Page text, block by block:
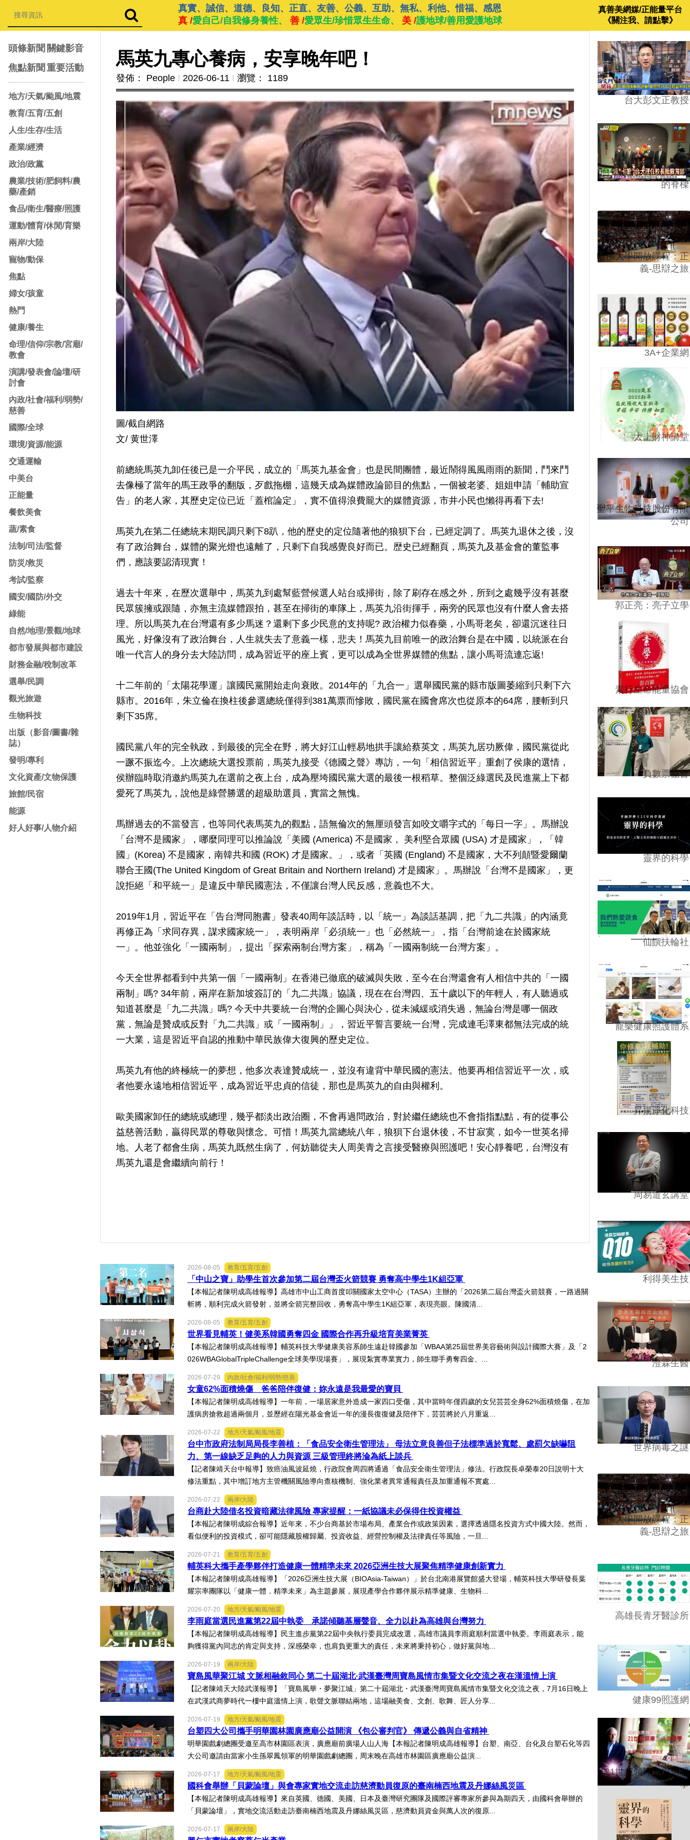
真實、誠信、道德、良知、正直、友善、公義、互助、無私、利他、惜福、感恩
真 /愛自己/自我修身養性、 善 /愛眾生/珍惜眾生生命、 美 /護地球/善用愛護地球
真善美網媒/正能量平台
《關注我、請點擊》
頭條新聞 關鍵影音
焦點新聞 重要活動
地方/天氣/颱風/地震
教育/五育/五創
人生/生存/生活
產業/經濟
政治/政黨
農業/技術/肥飼料/農
藥/產銷
食品/衛生/醫療/照護
運動/體育/休閒/育樂
兩岸/大陸
寵物/動保
焦點
婦女/孩童
熱門
健康/養生
命理/信仰/宗教/宮廟/
教會
演講/發表會/論壇/研
討會
內政/社會/福利/弱勢/
慈善
國際/全球
環境/資源/能源
交通運輸
中美台
正能量
餐飲美食
蔬/素食
法制/司法/監督
防災/救災
考試/監察
國安/國防/外交
綠能
自然/地理/景觀/地球
都市發展與都市建設
財務金融/稅制改革
選舉/民調
觀光旅遊
生物科技
出版（影音/圖書/雜
誌）
發明/專利
文化資產/文物保護
旅館/民宿
能源
好人好事/人物介紹
馬英九專心養病，安享晚年吧！
發佈： People Ι 2026-06-11 Ι 瀏覽： 1189
圖/截自網路
文/ 黄世澤
前總統馬英九卸任後已是一介平民，成立的「馬英九基金會」也是民間團體，最近鬧得風風雨雨的新聞，鬥來鬥
去像極了當年的馬王政爭的翻版，歹戲拖棚，這幾天成為媒體政論節目的焦點，一個被老婆、姐姐申請「輔助宣
告」的老人家，其歷史定位已近「蓋棺論定」，實不值得浪費龎大的媒體資源，市井小民也懶得再看下去!
馬英九在第二任總統末期民調只剩下8趴，他的歷史的定位隨著他的狼狽下台，已經定調了。馬英九退休之後，沒
有了政治舞台，媒體的聚光燈也遠離了，只剩下自我感覺良好而已。歴史已經翻頁，馬英九及基金會的董監事
們，應該要認清現實！
過去十年來，在歷次選舉中，馬英九到處幫藍營候選人站台或掃街，除了刷存在感之外，所到之處幾乎沒有甚麼
民眾簇擁或跟隨，亦無主流媒體跟拍，甚至在掃街的車隊上，馬英九沿街揮手，兩旁的民眾也沒有什麼人會去搭
理。所以馬英九在台灣還有多少馬迷？還剩下多少民意的支持呢? 政治權力似春藥，小馬哥老矣，卻還沉迷往日
風光，好像沒有了政治舞台，人生就失去了意義一樣，悲夫！馬英九目前唯一的政治舞台是在中國，以統派在台
唯一代言人的身分去大陸訪問，成為習近平的座上賓，更可以成為全世界媒體的焦點，讓小馬哥流連忘返!
十二年前的「太陽花學運」讓國民黨開始走向衰敗。2014年的「九合一」選舉國民黨的縣市版圖萎縮到只剩下六
縣市。2016年，朱立倫在換柱後參選總統僅得到381萬票而慘敗，國民黨在國會席次也從原本的64席，腰斬到只
剩下35席。
國民黨八年的完全執政，到最後的完全在野，將大好江山輕易地拱手讓給蔡英文，馬英九居功厥偉，國民黨從此
一蹶不振迄今。上次總統大選投票前，馬英九接受《德國之聲》專訪，一句「相信習近平」重創了侯康的選情，
侯辦臨時取消邀約馬英九在選前之夜上台，成為壓垮國民黨大選的最後一根稻草。整個泛綠選民及民進黨上下都
愛死了馬英九，說他是綠營勝選的超級助選員，實當之無愧。
馬辦過去的不當發言，也等同代表馬英九的觀點，語無倫次的無厘頭發言如咬文嚼字式的「每日一字」。馬辦說
「台灣不是國家」，哪麼同理可以推論說「美國 (America) 不是國家， 美利堅合眾國 (USA) 才是國家」，「韓
國」(Korea) 不是國家，南韓共和國 (ROK) 才是國家。」，或者「英國 (England) 不是國家，大不列顛暨愛爾蘭
聯合王國(The United Kingdom of Great Britain and Northern Ireland) 才是國家」。馬辦說「台灣不是國家」，更
說拒絕「和平統一」是違反中華民國憲法，不僅讓台灣人民反感，意義也不大。
2019年1月，習近平在「告台灣同胞書」發表40周年談話時，以「統一」為談話基調，把「九二共識」的內涵竟
再修正為「求同存異，謀求國家統一」，表明兩岸「必須統一」也「必然統一」，指「台灣前途在於國家統
一」。他並強化「一國兩制」，提出「探索兩制台灣方案」，稱為「一國兩制統一台灣方案」。
今天全世界都看到中共第一個「一國兩制」在香港已徹底的破滅與失敗，至今在台灣還會有人相信中共的「一國
兩制」嗎? 34年前，兩岸在新加坡簽訂的「九二共識」協議，現在在台灣四、五十歲以下的年輕人，有人聽過或
知道甚麼是「九二共識」嗎? 今天中共要統一台灣的企圖心與決心，從未減緩或消失過，無論台灣是哪一個政
黨，無論是贊成或反對「九二共識」或「一國兩制」」，習近平誓言要統一台灣，完成連毛澤東都無法完成的統
一大業，這是習近平自認的推動中華民族偉大復興的歷史定位。
馬英九有他的終極統一的夢想，他多次表達贊成統一，並沒有違背中華民國的憲法。他要再相信習近平一次，或
者他要永遠地相信習近平，成為習近平忠貞的信徒，那也是馬英九的自由與權利。
歐美國家卸任的總統或總理，幾乎都淡出政治圈，不會再過問政治，對於繼任總統也不會指指點點，有的從事公
益慈善活動，贏得民眾的尊敬與懷念。可惜！馬英九當總統八年，狼狽下台退休後，不甘寂寞，如今一世英名掃
地。人老了都會生病，馬英九既然生病了，何妨聽從夫人周美青之言接受醫療與照護吧！安心靜養吧，台灣沒有
馬英九還是會繼續向前行！
2026-08-05 教育/五育/五創
「中山之寶」助學生首次參加第二屆台灣盃火箭競賽 勇奪高中學生1K組亞軍
【本報記者陳明成高雄報導】高雄市中山工商首度叩關國家太空中心（TASA）主辦的「2026第二屆台灣盃火箭競賽，一路過關
斬將，順利完成火箭發射，並將全箭完整回收，勇奪高中學生1K組亞軍，表現亮眼。陳國清...
2026-08-05 教育/五育/五創
世界看見輔英！健美系韓國勇奪四金 國際合作再升級培育美業菁英
【本報記者陳明成高雄報導】輔英科技大學健康美容系師生遠赴韓國參加「WBAA第25屆世界美容藝術與設計國際大賽」及「2
026WBAGlobalTripleChallenge全球美學現場賽」，展現紮實專業實力，師生聯手勇奪四金、...
2026-07-29 內政/社會/福利/弱勢/慈善
女童62%面積燒傷 爸爸陪伴復健：妳永遠是我最愛的寶貝
【本報記者陳明成高雄報導】一年前，一場居家意外造成一家四口受傷，其中當時年僅四歲的女兒芸芸全身62%面積燒傷，在加
護病房搶救超過兩個月，並歷經在陽光基金會近一年的漫長復復健及陪伴下，芸芸將於八月重返...
2026-07-22 地方/天氣/颱風/地震
台中市政府法制局局長李善植：「食品安全衛生管理法」 母法立意良善但子法標準過於寬鬆、處罰欠缺嚇阻
力、第一線缺乏足夠的人力與資源 三級管理終將淪為紙上談兵
【記者陳靖天台中報導】致癌油風波延燒，行政院會周四將通過「食品安全衛生管理法」修法。行政院長卓榮泰20日說明十大
修法重點，其中增訂地方主管機關風險導向查核機制、強化業者異常通報責任及加重通報不實處...
2026-07-22 兩岸/大陸
台商赴大陸借名投資暗藏法律風險 專家提醒：一紙協議未必保得住投資權益
【本報記者陳明成綜合報導】近年來，不少台商基於市場布局、產業合作或政策因素，選擇透過隱名投資方式中國大陸。然而，
看似便利的投資模式，卻可能隱藏股權歸屬、投資收益、經營控制權及法律責任等風險，一旦...
2026-07-21 教育/五育/五創
輔英科大攜手產學夥伴打造健康一體精準未來 2026亞洲生技大展聚焦精準健康創新實力
【本報記者陳明成高雄報導】「2026亞洲生技大展（BIOAsia-Taiwan）」於台北南港展覽館盛大登場，輔英科技大學研發長葉
耀宗率團隊以「健康一體．精準未來」為主題參展，展現產學合作夥伴展示精準健康、生物科...
2026-07-20 地方/天氣/颱風/地震
李雨庭當選民進黨第22屆中執委 承諾傾聽基層聲音、全力以赴為高雄與台灣努力
【本報記者陳明成高雄報導】民主進步黨第22屆中央執行委員完成改選，高雄市議員李雨庭順利當選中執委。李雨庭表示，能
夠獲得黨內同志的肯定與支持，深感榮幸，也肩負更重大的責任，未來將秉持初心，做好黨與地...
2026-07-19 兩岸/大陸
寶島風華聚江城 文脈相融敘同心 第二十屆湖北·武漢臺灣周寶島風情市集暨文化交流之夜在漢溫情上演
【記者陳靖天大陸武漢報導】「寶島風華・夢聚江城」第二十屆湖北・武漢臺灣周寶島風情市集暨文化交流之夜，7月16日晚上
在武漢武商夢時代一樓中庭溫情上演，歌聲文脈聯結兩地，這場融美食、文創、歌舞、匠人分享...
2026-07-19 地方/天氣/颱風/地震
台塑四大公司攜手明華園林園廣應廟公益開演 《包公審判官》 傳遞公義與自省精神
明華園戲劇總團受邀至高市林園區表演，廣應廟前廣場人山人海【本報記者陳明成高雄報導】台塑、南亞、台化及台塑石化等四
大公司邀請由當家小生孫翠鳳領軍的明華園戲劇總團，周末晚在高雄市林園區廣應廟公益演...
2026-07-17 地方/天氣/颱風/地震
國科會舉辦「貝蒙論壇」與會專家實地交流走訪慈濟動員復原的臺南楠西地震及丹娜絲風災區
【本報記者陳明成高雄報導】來自英國、德國、美國、日本及臺灣研究團隊及國際評審專家所參與為期四天，由國科會舉辦的
「貝蒙論壇」，實地交流活動走訪臺南楠西地震及丹娜絲風災區，慈濟動員資金與萬人次的復原...
2026-07-17 兩岸/大陸
台大彭文正教授
台學版的54/64》大學
的脊樑
哈佛大學開放課程：正
義-思辯之旅
3A+企業網
太上財神講堂
聖平生物科技股份有限
公司
郭正亮：亮子立學
素行生命能量協會
負數票協會
靈界的科學
仙饌扶輪社
寵樂健康照護體系
昇揚淨化科技
周易道玄講堂
利得美生技
澄霖生醫
世界病毒之謎
哈佛大學開放課程：正
義-思辯之旅
高雄長青牙醫診所
健康99照護網
21世紀領導力與倫理
學